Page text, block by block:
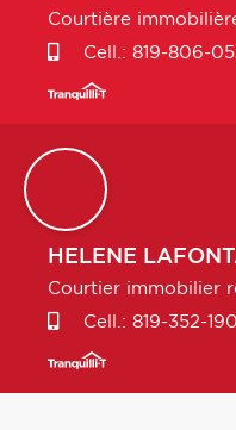
Courtière
Cell.: 819-806-
HELENE
Courtier immobilier
Cell.: 819-352-